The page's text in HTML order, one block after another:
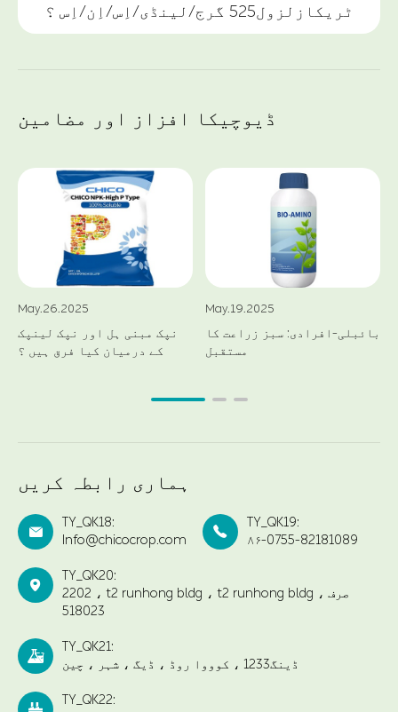
ٹریکازلزول525 گرج/لینڈی/اِس/اِن/اِس ؟
ڈیوچیکا افزاز اور مضامین
May.26.2025
نپک مبنی ہل اور نپک لینپک
کے درمیان کیا فرق ہیں ؟
May.19.2025
بائبلی-افرادی: سبز زراعت کا
مستقبل
ہماری رابطہ کریں

TY_QK18:
Info@chicocrop.com

TY_QK19:
۸۶-0755-82181089

TY_QK20:
2202 ، t2 runhong bldg ، t2 runhong bldg ، صرف
518023

TY_QK21:
ڈینگ1233 ، کوووا روڈ ، ڈیگ ، شہر ، چین

TY_QK22: